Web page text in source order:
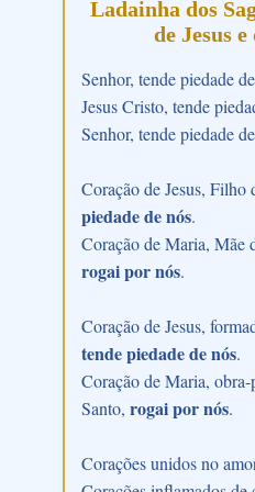
Ladainha dos
de Jesus
Senhor, tende piedade
Jesus Cristo, tende
Senhor, tende piedade
Coração de Jesus, Filho
piedade de nós.
Coração de Maria, Mãe
rogai por nós.
Coração de Jesus,
tende piedade de nós.
Coração de Maria,
Santo, rogai por nós.
Corações unidos no